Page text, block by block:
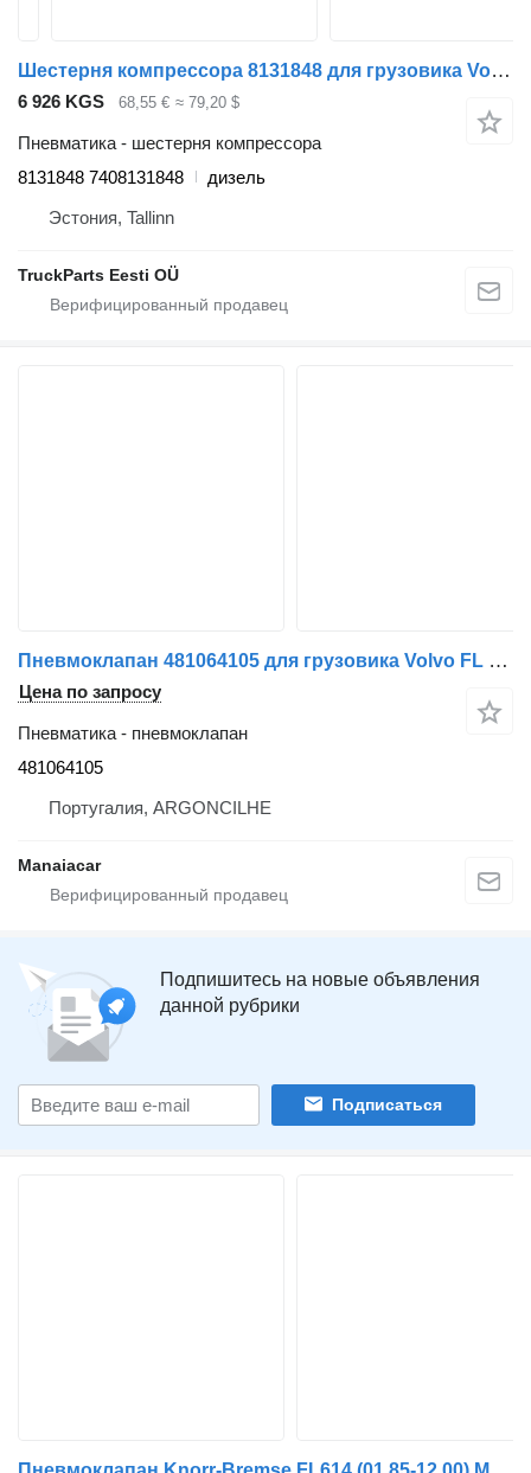
Шестерня компрессора 8131848 для грузовика Volvo FL, FL6, FL7, FL10, FL12, FS718 (1985-2005)
6 926 KGS 68,55 € ≈ 79,20 $
Пневматика - шестерня компрессора
8131848 7408131848
дизель
Эстония, Tallinn
TruckParts Eesti OÜ
Пневмоклапан 481064105 для грузовика Volvo FL 10 | 85 - 98
Цена по запросу
Пневматика - пневмоклапан
481064105
Португалия, ARGONCILHE
Manaiacar
Подпишитесь на новые объявления
данной рубрики
Подписаться